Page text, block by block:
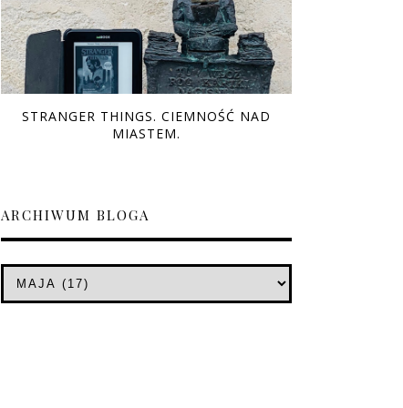
STRANGER THINGS. CIEMNOŚĆ NAD
MIASTEM.
ARCHIWUM BLOGA